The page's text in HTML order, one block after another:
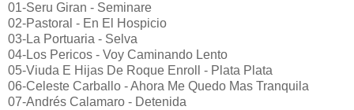
01-Seru Giran - Seminare
02-Pastoral - En El Hospicio
03-La Portuaria - Selva
04-Los Pericos - Voy Caminando Lento
05-Viuda E Hijas De Roque Enroll - Plata Plata
06-Celeste Carballo - Ahora Me Quedo Mas Tranquila
07-Andrés Calamaro - Detenida